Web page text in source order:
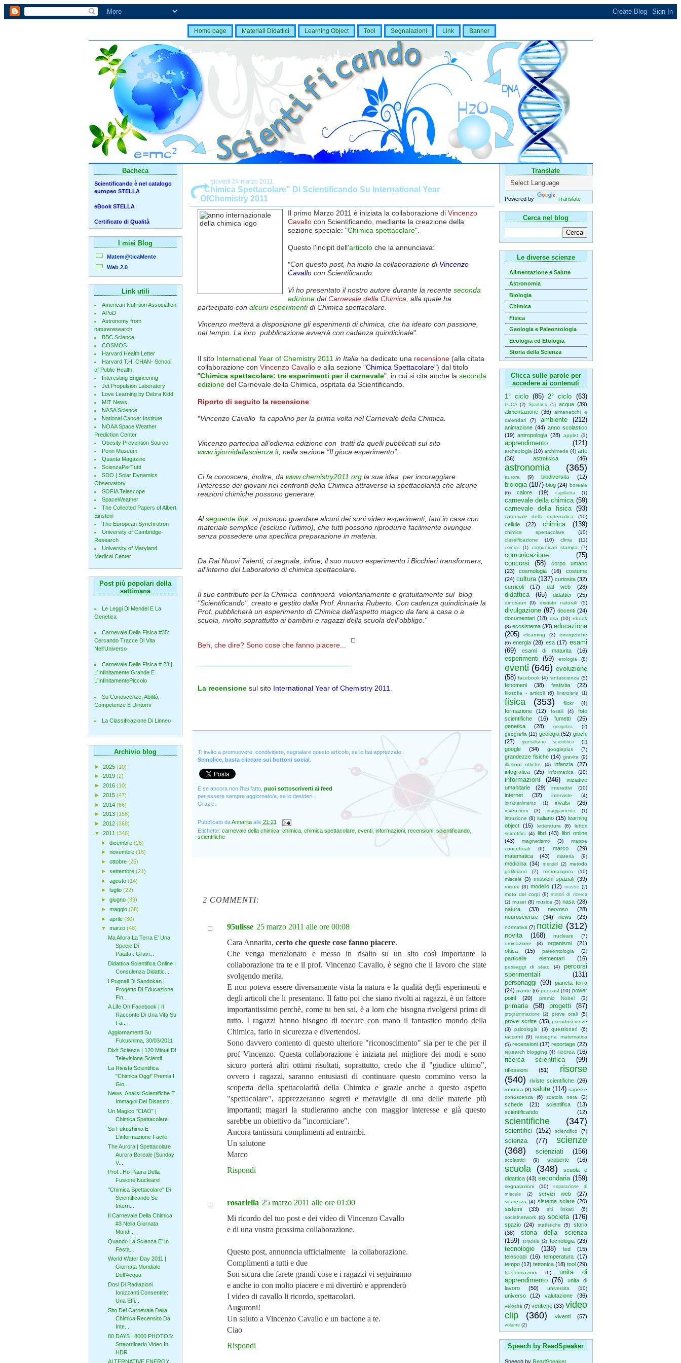
Home page Materiali Didattici Learning Object Tool Segnalazioni Link Banner
Translate
Powered by Translate
Cerca nel blog
Le diverse scienze
Alimentazione e Salute
Astronomia
Biologia
Chimica
Fisica
Geologia e Paleontologia
Ecologia ed Etologia
Storia della Scienza
Clicca sulle parole per
accedere ai contenuti
1° ciclo (85) 2° ciclo (63)
LUCA (2) Spartaco (1) acqua (39)
alimentazione (36)
almanacchi e
calendari
(7) ambiente (212)
animazione (44) anno scolastico
(19) antropologia (28) applet (3)
apprendimento (121)
archeologia (10) archimede (4) arte
(36)
astrofisica (46)
astronomia (365)
aurora (9) biodiversita (12)
biologia (187) blog (24) boreale
(6)
calore (19) capillarita (1)
carnevale della chimica (59)
carnevale della fisica
(93)
carnevale della matematica (10)
cellule (22) chimica (139)
chimica spettacolare
(10)
classificazione
(10) clima (11)
comics (1) comunicati stampa (7)
comunicazione
(75)
concorsi
(58)
corpo umano
(23)
cosmologia (16)
costume
(24) cultura (137) curiosita (32)
curricoli
(17) dal web (28)
didattica (65) didattici (25)
dinosauri (9) disastri naturali (5)
divulgazione (97) docenti (24)
documentari (18) dsa (10) ebook
(8) ecosistema (30) educazione
(205)
elearning (3)
energetiche
(6) energia (28) esa (17) esami
(69)
esami di maturita (16)
esperimenti (59) etologia (8)
eventi (646) evoluzione
(58) facebook (4) fantascienza (5)
fenomeni (38) festivita (22)
filosofia - articoli (6) finanziaria (1)
fisica (353) flickr (4)
formazione (12) fossili (4)
foto
scientifiche
(16) fumetti
(25)
genetica
(28) geogebra (2)
geografia (11) geologia (52) giochi
(27)
giornalismo scientifico (2)
google (34) googleplus (7)
grandezze fisiche (14) gravita (9)
illusioni ottiche
(4) infanzia
(27)
infografica
(25) informatica (10)
informazioni (246)
iniziative
umanitarie
(29) interattivi (10)
internet (32) interviste (4)
intrattenimento (1) invalsi (26)
invenzioni (3) irraggiamento (1)
istruzione (8) italiano (15) learning
object
(15) letteratura (6)
lettori
scientifici (4) libri (43) libri online
(43)
magnetismo (3)
mappe
concettuali
(6) marco
(29)
matematica
(43) materia (9)
medicina (34) mendel (2)
metodo
galileiano
(7) microscopico
(10)
miscele (3) missioni spaziali (39)
misure (3) modello (12) mostre (2)
moto dei corpi (8) motori di ricerca
(2) musei (8) musica (3) nasa (28)
natura
(33) nervoso
(28)
neuroscienze
(34) news (23)
normativa (7) notizie (312)
novita (168) nucleare
(7)
ominazione
(8) organismi
(21)
ottica
(15) paleontologia (3)
particelle elementari (16)
passaggi di stato (4)
percorsi
sperimentali
(131)
personaggi (93)
pianeta terra
(24) piante (6) podcast (10) power
point
(20) premio Nobel (3)
primaria (58) progetti (87)
programmazione (2) prove orali (5)
prove scritte (35) pseudoscienze
(3)
psicologia (3) questionari
(6)
racconti (9) rassegna matematica
(5) recensioni (17) reportage (22)
research blogging (4) ricerca (16)
ricerca scientifica (99)
riflessioni (51)
risorse
(540)
riviste scientifiche (26)
robotica (8) salute (114) saperi e
conoscenza
(6) scatola nera (3)
schede (21) scientifica
(13)
scientificando
(12)
scientifiche (347)
scientifici (152) scientifico (7)
scienza (77)
scienze
(368)
scienziati (156)
scolastici (9) scoperte (16)
scuola (348)
scuola e
didattica (43) secondaria (159)
segnalazioni (10)
separazione di
miscele
(2) servizi web (27)
sicurezza (4) sistema solare (20)
sistemi
(33) siti linkati
(6)
socialnetwork (4) societa (176)
spazio (24) statistiche (5)
storia
(38)
storia della scienza
(159)
stradale (2) tecnologia (23)
tecnologie (138) ted
(15)
telescopi
(16) temperatura
(17)
tempo (12) tettonica (18) tool (29)
trasformazioni (6)
unita di
apprendimento (76)
unita di
lavoro
(50) universita (10)
universo (12) valutazione (36)
velocità (7) verifiche (33) video
clip
(360) viventi (57)
volume (2)
Speech by ReadSpeaker
Speech by ReadSpeaker
giovedì 24 marzo 2011
"Chimica Spettacolare" Di Scientificando Su International Year
OfChemistry 2011
Il primo Marzo 2011 è iniziata la collaborazione di Vincenzo
Cavallocon Scientificando, mediante la creazione della
sezione speciale: "Chimica spettacolare".
Questo l'incipit dell'articoloche la annunciava:
"Con questo post, ha inizio la collaborazione di Vincenzo
Cavallocon Scientificando.
Vi ho presentato il nostro autore durante la recente seconda
edizionedelCarnevale della Chimica , alla quale ha
partecipato con alcuni esperimentidi Chimica spettacolare.
Vincenzo metterà a disposizione gli esperimenti di chimica, che ha ideato con passione,
nel tempo. La loro pubblicazione avverrà con cadenza quindicinale".
Il sito International Year of Chemistry 2011 in Italia ha dedicato una recensione(alla citata
collaborazione con Vincenzo Cavalloe alla sezione "Chimica Spettacolare") dal titolo
"Chimica spettacolare: tre esperimenti per il carnevale", in cui si cita anche la seconda
edizione del Carnevale della Chimica, ospitata da Scientificando.
Riporto di seguito la recensione:
"Vincenzo Cavallo fa capolino per la prima volta nel Carnevale della Chimica.
Vincenzo partecipa all'odierna edizione con tratti da quelli pubblicati sul sito
www.igiornidellascienza.it, nella sezione “Il gioca esperimento”.
Ci fa conoscere, inoltre, da www.chemistry2011.orgla sua idea per incoraggiare
l'interesse dei giovani nei confronti della Chimica attraverso la spettacolarità che alcune
reazioni chimiche possono generare.
Alseguente link, si possono guardare alcuni dei suoi video esperimenti, fatti in casa con
materiale semplice (escluso l'ultimo), che tutti possono riprodurre facilmente ovunque
senza possedere una specifica preparazione in materia.
Da Rai Nuovi Talenti, ci segnala, infine, il suo nuovo esperimento i Bicchieri transformers,
all'interno del Laboratorio di chimica spettacolare.
Il suo contributo per la Chimica continuerà volontariamente e gratuitamente sul blog
"Scientificando", creato e gestito dalla Prof. Annarita Ruberto. Con cadenza quindicinale la
Prof. pubblicherà un esperimento di Chimica dall'aspetto magico da fare a casa o a
scuola, rivolto soprattutto ai bambini e ragazzi della scuola dell'obbligo."
Beh, che dire? Sono cose che fanno piacere...
La recensionesul sito International Year of Chemistry 2011
Ti invito a promuovere, condividere, segnalare questo articolo, se lo hai apprezzato.
Semplice, basta cliccare sui bottoni social.
E se ancora non l'hai fatto, puoi sottoscriverti ai feed
per essere sempre aggiornato/a, se lo desideri.
Grazie.
Pubblicato daAnnarita alle 21:21
Etichette: carnevale della chimica, chimica, chimica spettacolare, eventi, informazioni, recensioni, scientificando,
scientifiche
2 COMMENTI:
95ulisse 25 marzo 2011 alle ore 00:08
Cara Annarita, certo che queste cose fanno piacere.
Che venga menzionato e messo in risalto su un sito così importante la
collaborazione tra te e il prof. Vincenzo Cavallo, è segno che il lavoro che state
svolgendo merita.
E non poteva essere diversamente vista la natura e la qualità degli esperimenti e
degli articoli che li presentano. Il fatto poi che siano rivolti ai ragazzi, è un fattore
importantissimo perchè, come tu ben sai, è a loro che bisogna rivolgersi prima di
tutto. I ragazzi hanno bisogno di toccare con mano il fantastico mondo della
Chimica, farlo in sicurezza e divertendosi.
Sono davvero contento di questo ulteriore "riconoscimento" sia per te che per il
prof Vincenzo. Questa collaborazione è iniziata nel migliore dei modi e sono
sicuro porterà altri ottimi risultati, soprattutto, credo che il "giudice ultimo",
ovvero i ragazzi, saranno entusiasti di continuare questo commino verso la
scoperta della spettacolarità della Chimica e grazie anche a questo aspetto
"spettacolare", apprezzeranno segreti e meraviglie di una delle materie più
importanti; magari la studieranno anche con maggior interesse e già questo
sarebbe un obiettivo da "incorniciare".
Ancora tantissimi complimenti ad entrambi.
Un salutone
Marco
Rispondi
rosariella 25 marzo 2011 alle ore 01:00
Mi ricordo del tuo post e dei video di Vincenzo Cavallo
e di una vostra prossima collaborazione.
Questo post, annunncia ufficialmente la collaborazione.
Complimenti a tutti e due
Son sicura che farete grandi cose e i ragazzi vi seguiranno
e anche io con molto piacere e mi divertirò e apprenderò
I video di cavallo li ricordo, spettacolari.
Auguroni!
Un saluto a Vincenzo Cavallo e un bacione a te.
Ciao
Rispondi
Bacheca
Scientificando è nel catalogo
europeo STELLA
eBook STELLA
Certificato di Qualità
I miei Blog
Matem@ticaMente
Web 2.0
Link utili
American Nutrition Association
APoD
Astronomy from
natureresearch
BBC Science
COSMOS
Harvard Health Letter
Harvard T.H. CHAN- School
of Public Health
Interesting Engineering
Jet Propulsion Laboratory
Love Learning by Debra Kidd
MIT News
NASA Science
National Cancer Institute
NOAA Space Weather
Prediction Center
Obesity Prevention Source
Penn Museum
Quanta Magazine
ScienzaPerTutti
SDO | Solar Dynamics
Observatory
SOFIA Telescope
SpaceWeather
The Collected Papers of Albert
Einstein
The European Synchrotron
University of Cambridge-
Research
University of Maryland
Medical Center
Post più popolari della
settimana
Le Leggi Di Mendel E La
Genetica
Carnevale Della Fisica #35:
Cercando Tracce Di Vita
Nell'Universo
Carnevale Della Fisica # 23 |
L'Infinitamente Grande E
L'InfinitamentePiccolo
Su Conoscenze, Abilità,
Competenze E Dintorni
La Classificazione Di Linneo
Archivio blog
► 2025 (10)
► 2019 (2)
► 2016 (10)
► 2015 (47)
► 2014 (66)
► 2013 (156)
► 2012 (368)
▼ 2011 (346)
► dicembre (26)
► novembre (16)
► ottobre (25)
► settembre (21)
► agosto (14)
►
luglio (22)
► giugno (39)
► maggio (38)
► aprile (30)
▼ marzo (46)
Ma Allora La Terra E' Una
Specie Di
Patata...Gravi...
Didattica Scientifica Online |
Consulenza Didattic...
I Pugnali Di Sandokan |
Progetto Di Educazione
Fin...
A Life On Facebook | Il
Racconto Di Una Vita Su
Fa...
Aggiornamenti Su
Fukushima, 30/03/2011
Dixit Scienza | 120 Minuti Di
Televisione Scientif...
La Rivista Scientifica
"Chimica Oggi" Premia I
Gio...
News, Analisi Scientifiche E
Immagini Del Disastro...
Un Magico "CIAO" |
Chimica Spettacolare
Su Fukushima E
L'informazione Facile
The Aurora | Spettacolare
Aurora Boreale [Sunday
V...
Prof...Ho Paura Della
Fusione Nucleare!
"Chimica Spettacolare" Di
Scientificando Su
Intern...
Il Carnevale Della Chimica
#3 Nella Giornata
Mondi...
Quando La Scienza E' In
Festa...
World Water Day 2011 |
Giornata Mondiale
Dell'Acqua
Dosi Di Radiazioni
Ionizzanti Consentite:
Una Effi...
Sito Del Carnevale Della
Chimica Recensito Da
Inte...
80 DAYS | 8000 PHOTOS:
Straordinario Video In
HDR
ALTERNATIVE ENERGY